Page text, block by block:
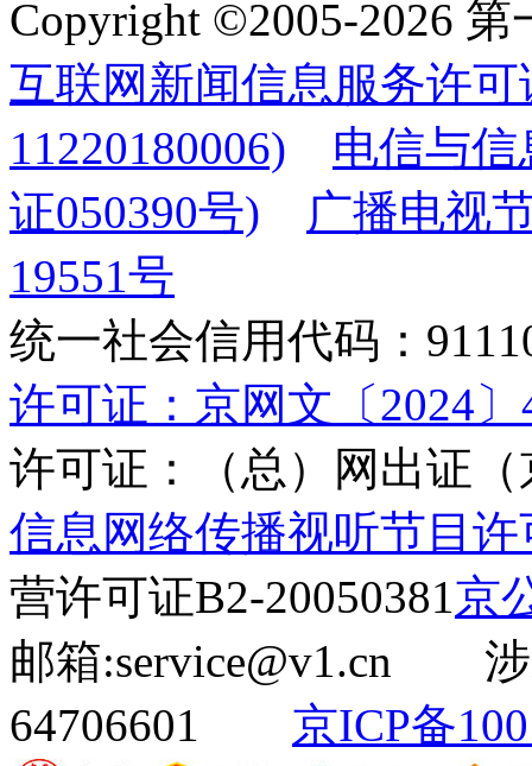
Copyright ©2005-2026
互联网新闻信息服务许
11220180006)
电信与
证050390号)
广播电视
19551号
统一社会信用代码：
许可证：京网文〔2024〕
许可证：（总）网出证（
信息网络传播视听节目许
营许可证B2-20050381京
邮箱:service@v1.cn 涉
64706601 京ICP备